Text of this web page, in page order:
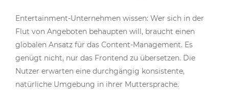
Entertainment-Unternehmen wissen: Wer sich in der
Flut von Angeboten behaupten will, braucht einen
globalen Ansatz für das Content-Management. Es
genügt nicht, nur das Frontend zu übersetzen. Die
Nutzer erwarten eine durchgängig konsistente,
natürliche Umgebung in ihrer Muttersprache.